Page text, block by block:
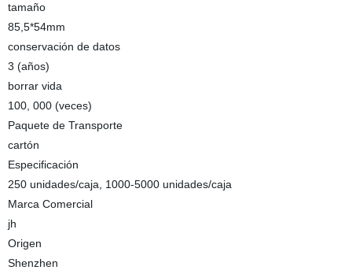
tamaño
85,5*54mm
conservación de datos
3 (años)
borrar vida
100, 000 (veces)
Paquete de Transporte
cartón
Especificación
250 unidades/caja, 1000-5000 unidades/caja
Marca Comercial
jh
Origen
Shenzhen